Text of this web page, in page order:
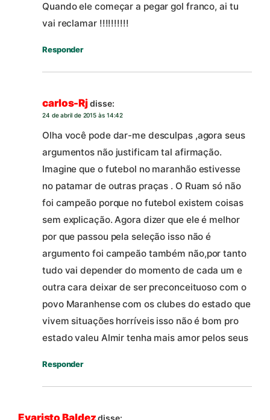
Quando ele começar a pegar gol franco, ai tu
vai reclamar !!!!!!!!!!
Responder
carlos-Rjdisse:
24 de abril de 2015 às 14:42
Olha você pode dar-me desculpas ,agora seus
argumentos não justificam tal afirmação.
Imagine que o futebol no maranhão estivesse
no patamar de outras praças . O Ruam só não
foi campeão porque no futebol existem coisas
sem explicação. Agora dizer que ele é melhor
por que passou pela seleção isso não é
argumento foi campeão também não,por tanto
tudo vai depender do momento de cada um e
outra cara deixar de ser preconceituoso com o
povo Maranhense com os clubes do estado que
vivem situações horríveis isso não é bom pro
estado valeu Almir tenha mais amor pelos seus
Responder
Evaristo Baldez disse: